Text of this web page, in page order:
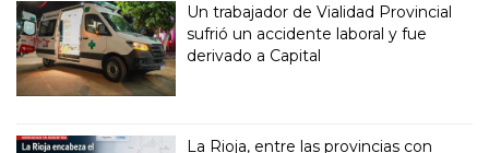
Un trabajador de Vialidad Provincial
sufrió un accidente laboral y fue
derivado a Capital
La Rioja, entre las provincias con